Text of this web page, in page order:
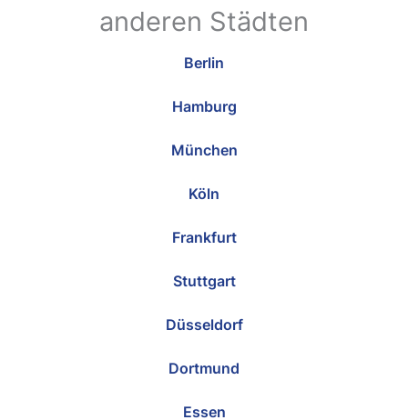
anderen Städten
Berlin
Hamburg
München
Köln
Frankfurt
Stuttgart
Düsseldorf
Dortmund
Essen